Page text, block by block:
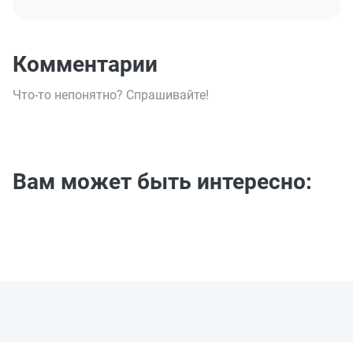
Комментарии
Что-то непонятно? Спрашивайте!
Вам может быть интересно: